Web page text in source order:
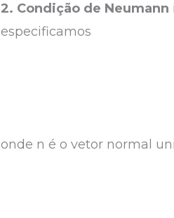
2. Condição de Neumann
especificamos
onde n é o vetor normal